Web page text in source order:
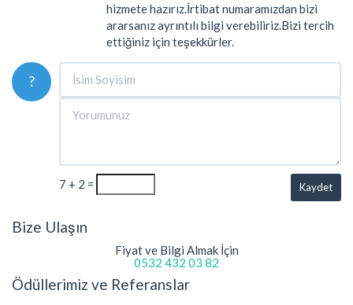
hizmete hazırız.İrtibat numaramızdan bizi
ararsanız ayrıntılı bilgi verebiliriz.Bizi tercih
ettiğiniz için teşekkürler.
?
7 + 2 = Kaydet
Bize Ulaşın
Fiyat ve Bilgi Almak İçin
0532 432 03 82
Ödüllerimiz ve Referanslar